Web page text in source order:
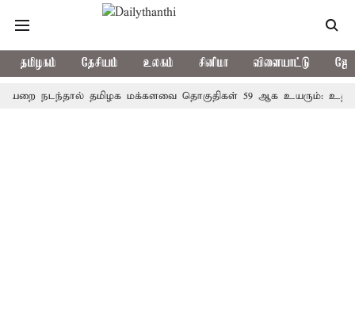
தமிழகம் தேசியம் உலகம் சினிமா விளையாட்டு
நடந்தால் தமிழக மக்களவை தொகுதிகள் 59 ஆக உயரும்: உத்தேச